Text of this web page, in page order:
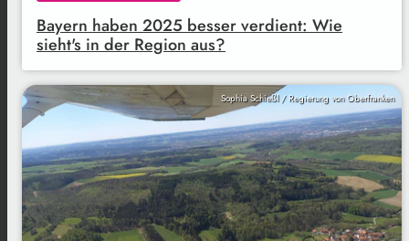
Bayern haben 2025 besser verdient: Wie
sieht's in der Region aus?
Sophia Schießl / Regierung von Oberfranken